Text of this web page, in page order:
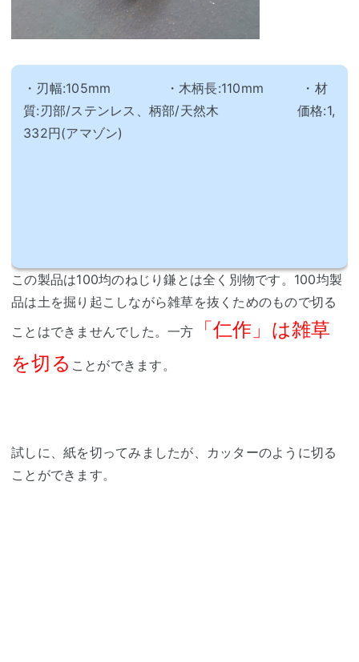
・刃幅:105mm ・木柄長:110mm ・材
質:刃部/ステンレス、柄部/天然木 価格:1,
332円(アマゾン)
この製品は100均のねじり鎌とは全く別物です。100均製
品は土を掘り起こしながら雑草を抜くためのもので切る
ことはできませんでした。一方
「仁作」は雑草
を切る ことができます。
試しに、紙を切ってみましたが、カッターのように切る
ことができます。